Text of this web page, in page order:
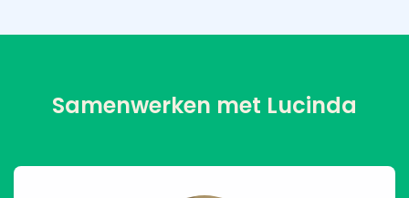
Samenwerken met Lucinda